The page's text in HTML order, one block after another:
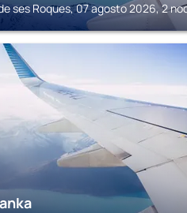
ses Roques, 07 agosto 2026, 2